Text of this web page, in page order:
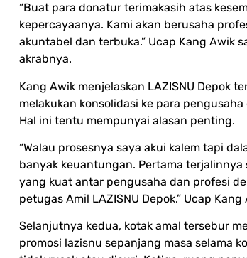
“Buat para donatur terimakasih atas
kepercayaanya. Kami akan berusaha
akuntabel dan terbuka.” Ucap Kang Awik
akrabnya.
Kang Awik menjelaskan LAZISNU Depok
melakukan konsolidasi ke para
Hal ini tentu mempunyai alasan penting.
“Walau prosesnya saya akui kalem tapi
banyak keuantungan. Pertama terjalinnya
yang kuat antar pengusaha dan profesi
petugas Amil LAZISNU Depok.” Ucap Kang
Selanjutnya kedua, kotak amal tersebur
promosi lazisnu sepanjang masa selama